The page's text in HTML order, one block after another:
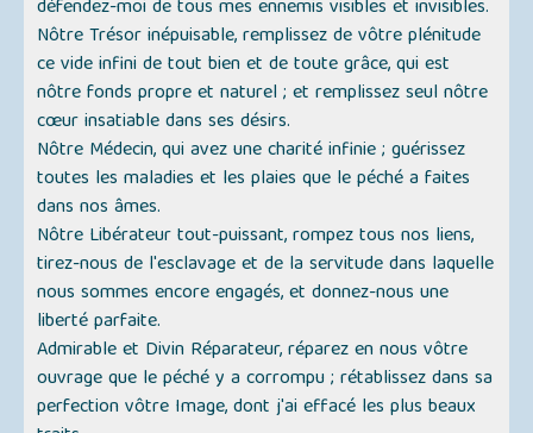
défendez-moi de tous mes ennemis visibles et invisibles.
Nôtre Trésor inépuisable, remplissez de vôtre plénitude
ce vide infini de tout bien et de toute grâce, qui est
nôtre fonds propre et naturel ; et remplissez seul nôtre
cœur insatiable dans ses désirs.
Nôtre Médecin, qui avez une charité infinie ; guérissez
toutes les maladies et les plaies que le péché a faites
dans nos âmes.
Nôtre Libérateur tout-puissant, rompez tous nos liens,
tirez-nous de l'esclavage et de la servitude dans laquelle
nous sommes encore engagés, et donnez-nous une
liberté parfaite.
Admirable et Divin Réparateur, réparez en nous vôtre
ouvrage que le péché y a corrompu ; rétablissez dans sa
perfection vôtre Image, dont j'ai effacé les plus beaux